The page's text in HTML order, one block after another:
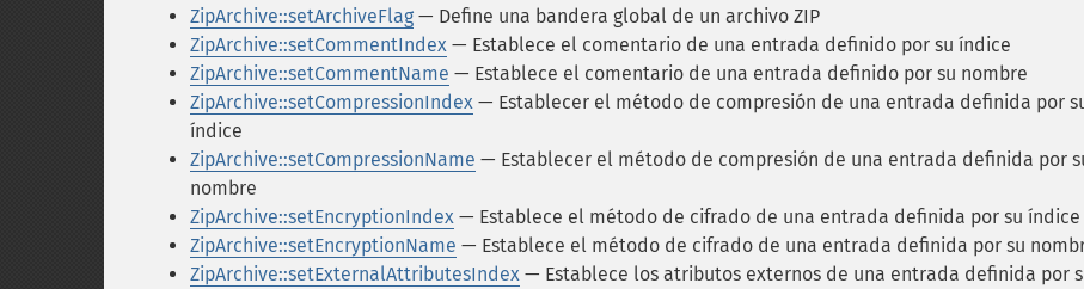
ZipArchive::setArchiveFlag — Define una bandera global de un archivo ZIP
ZipArchive::setCommentIndex — Establece el comentario de una entrada definido por su índice
ZipArchive::setCommentName — Establece el comentario de una entrada definido por su nombre
ZipArchive::setCompressionIndex — Establecer el método de compresión de una entrada definida por
índice
ZipArchive::setCompressionName — Establecer el método de compresión de una entrada definida por
nombre
ZipArchive::setEncryptionIndex — Establece el método de cifrado de una entrada definida por su índice
ZipArchive::setEncryptionName — Establece el método de cifrado de una entrada definida por su
ZipArchive::setExternalAttributesIndex — Establece los atributos externos de una entrada definida por